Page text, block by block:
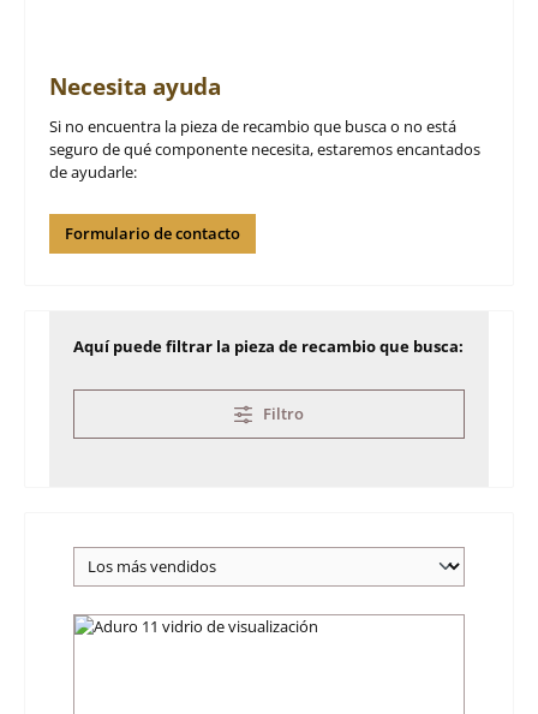
Necesita ayuda
Si no encuentra la pieza de recambio que busca o no está
seguro de qué componente necesita, estaremos encantados
de ayudarle:
Formulario de contacto
Aquí puede filtrar la pieza de recambio que busca:
Filtro